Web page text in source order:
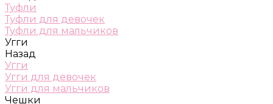
Туфли
Туфли для девочек
Туфли для мальчиков
Угги
Назад
Угги
Угги для девочек
Угги для мальчиков
Чешки